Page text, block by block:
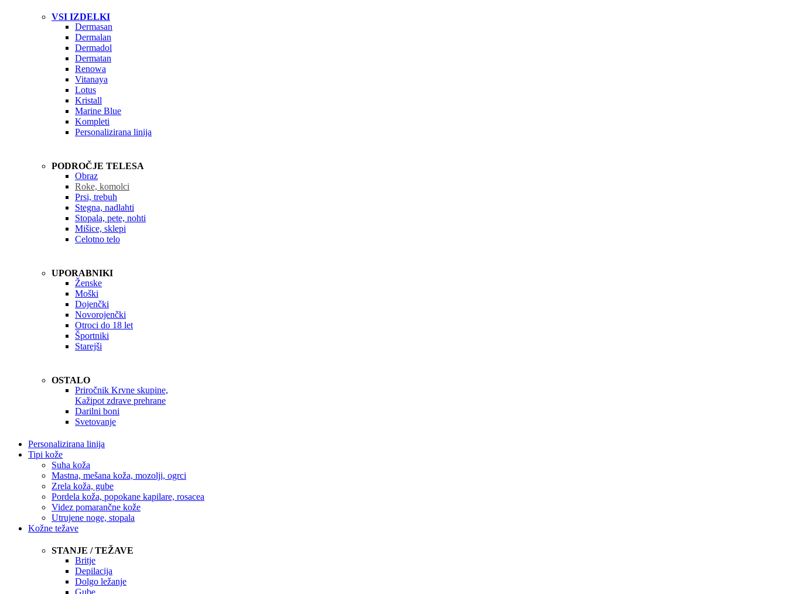
VSI IZDELKI
Dermasan
Dermalan
Dermadol
Dermatan
Renowa
Vitanaya
Lotus
Kristall
Marine Blue
Kompleti
Personalizirana linija
PODROČJE TELESA
Obraz
Roke, komolci
Prsi, trebuh
Stegna, nadlahti
Stopala, pete, nohti
Mišice, sklepi
Celotno telo
UPORABNIKI
Ženske
Moški
Dojenčki
Novorojenčki
Otroci do 18 let
Športniki
Starejši
OSTALO
Priročnik Krvne skupine,
Kažipot zdrave prehrane
Darilni boni
Svetovanje
Personalizirana linija
Tipi kože
Suha koža
Mastna, mešana koža, mozolji, ogrci
Zrela koža, gube
Pordela koža, popokane kapilare, rosacea
Videz pomarančne kože
Utrujene noge, stopala
Kožne težave
STANJE / TEŽAVE
Britje
Depilacija
Dolgo ležanje
Gube